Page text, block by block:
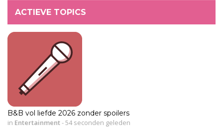
ACTIEVE TOPICS
B&B vol liefde 2026 zonder spoilers
in Entertainment-54 seconden geleden